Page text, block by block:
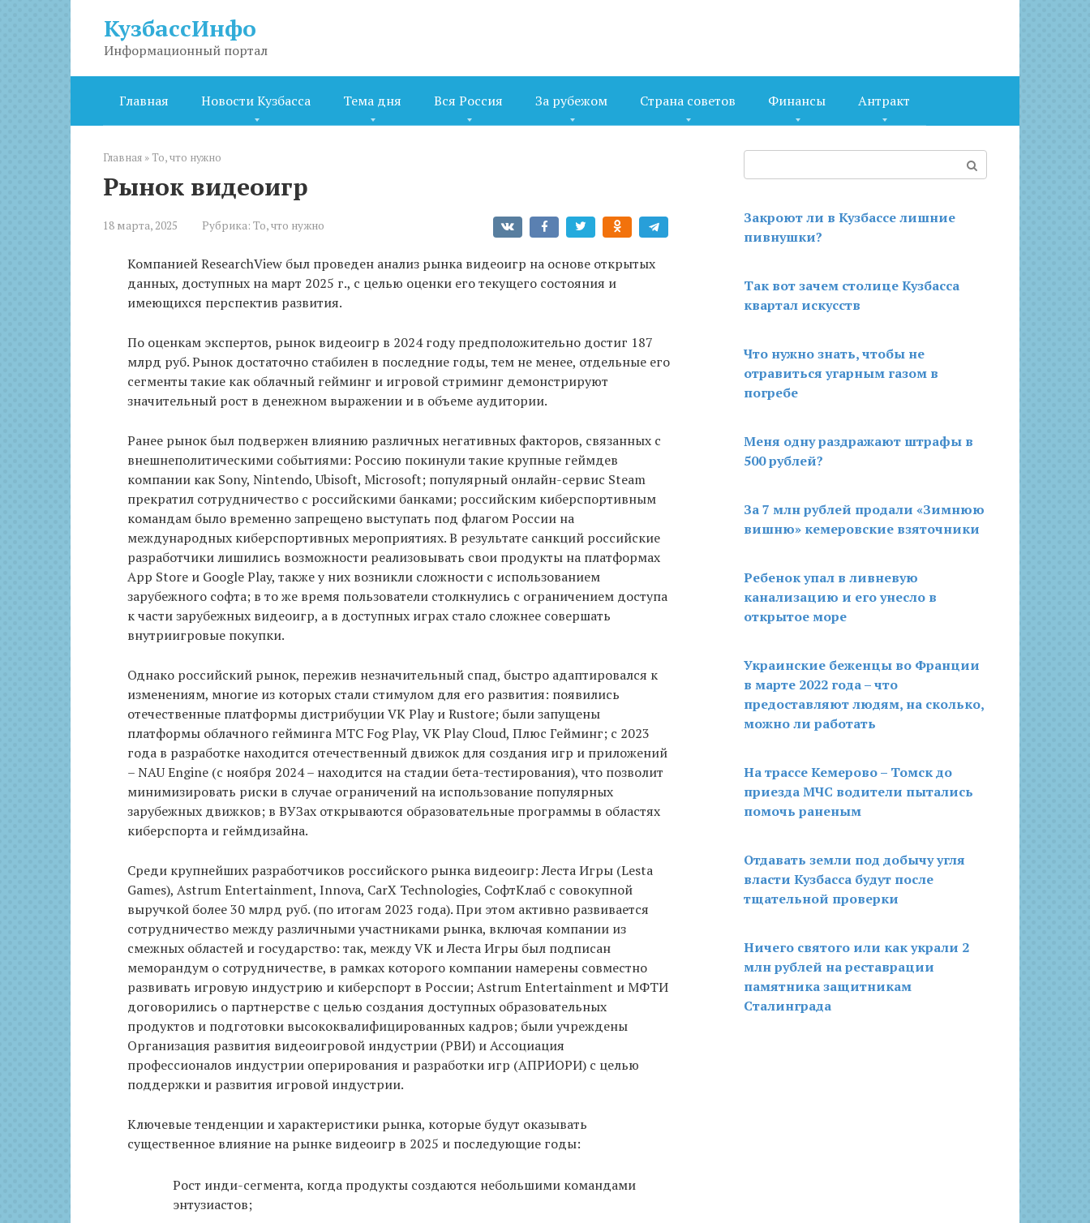
КузбассИнфо
Информационный портал
Главная Новости Кузбасса Тема дня Вся Россия За рубежом Страна советов Финансы Антракт
Главная » То, что нужно
Рынок видеоигр
18 марта, 2025 Рубрика: То, что нужно
Компанией ResearchView был проведен анализ рынка видеоигр на основе открытых
данных, доступных на март 2025 г., с целью оценки его текущего состояния и
имеющихся перспектив развития.
По оценкам экспертов, рынок видеоигр в 2024 году предположительно достиг 187
млрд руб. Рынок достаточно стабилен в последние годы, тем не менее, отдельные его
сегменты такие как облачный гейминг и игровой стриминг демонстрируют
значительный рост в денежном выражении и в объеме аудитории.
Ранее рынок был подвержен влиянию различных негативных факторов, связанных с
внешнеполитическими событиями: Россию покинули такие крупные геймдев
компании как Sony, Nintendo, Ubisoft, Microsoft; популярный онлайн-сервис Steam
прекратил сотрудничество с российскими банками; российским киберспортивным
командам было временно запрещено выступать под флагом России на
международных киберспортивных мероприятиях. В результате санкций российские
разработчики лишились возможности реализовывать свои продукты на платформах
App Store и Google Play, также у них возникли сложности с использованием
зарубежного софта; в то же время пользователи столкнулись с ограничением доступа
к части зарубежных видеоигр, а в доступных играх стало сложнее совершать
внутриигровые покупки.
Однако российский рынок, пережив незначительный спад, быстро адаптировался к
изменениям, многие из которых стали стимулом для его развития: появились
отечественные платформы дистрибуции VK Play и Rustore; были запущены
платформы облачного гейминга МТС Fog Play, VK Play Cloud, Плюс Гейминг; с 2023
года в разработке находится отечественный движок для создания игр и приложений
– NAU Engine (с ноября 2024 – находится на стадии бета-тестирования), что позволит
минимизировать риски в случае ограничений на использование популярных
зарубежных движков; в ВУЗах открываются образовательные программы в областях
киберспорта и геймдизайна.
Среди крупнейших разработчиков российского рынка видеоигр: Леста Игры (Lesta
Games), Astrum Entertainment, Innova, CarX Technologies, СофтКлаб с совокупной
выручкой более 30 млрд руб. (по итогам 2023 года). При этом активно развивается
сотрудничество между различными участниками рынка, включая компании из
смежных областей и государство: так, между VK и Леста Игры был подписан
меморандум о сотрудничестве, в рамках которого компании намерены совместно
развивать игровую индустрию и киберспорт в России; Astrum Entertainment и МФТИ
договорились о партнерстве с целью создания доступных образовательных
продуктов и подготовки высококвалифицированных кадров; были учреждены
Организация развития видеоигровой индустрии (РВИ) и Ассоциация
профессионалов индустрии оперирования и разработки игр (АПРИОРИ) с целью
поддержки и развития игровой индустрии.
Ключевые тенденции и характеристики рынка, которые будут оказывать
существенное влияние на рынке видеоигр в 2025 и последующие годы:
Рост инди-сегмента, когда продукты создаются небольшими командами
энтузиастов;
Закроют ли в Кузбассе лишние
пивнушки?
Так вот зачем столице Кузбасса
квартал искусств
Что нужно знать, чтобы не
отравиться угарным газом в
погребе
Меня одну раздражают штрафы в
500 рублей?
За 7 млн рублей продали «Зимнюю
вишню» кемеровские взяточники
Ребенок упал в ливневую
канализацию и его унесло в
открытое море
Украинские беженцы во Франции
в марте 2022 года – что
предоставляют людям, на сколько,
можно ли работать
На трассе Кемерово – Томск до
приезда МЧС водители пытались
помочь раненым
Отдавать земли под добычу угля
власти Кузбасса будут после
тщательной проверки
Ничего святого или как украли 2
млн рублей на реставрации
памятника защитникам
Сталинграда